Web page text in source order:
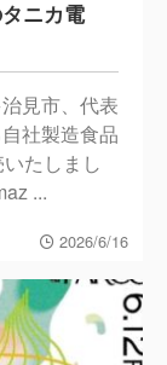
ニカ電
見市、代表
社製造食品
たしまし
...
2026/6/16